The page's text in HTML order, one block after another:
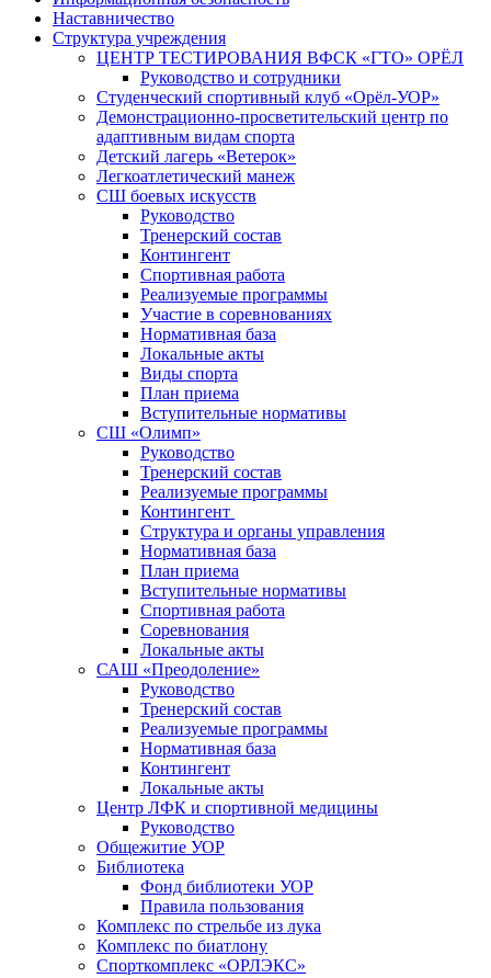
Наставничество
Структура учреждения
ЦЕНТР ТЕСТИРОВАНИЯ ВФСК «ГТО» ОРЁЛ
Руководство и сотрудники
Студенческий спортивный клуб «Орёл-УОР»
Демонстрационно-просветительский центр по
адаптивным видам спорта
Детский лагерь «Ветерок»
Легкоатлетический манеж
СШ боевых искусств
Руководство
Тренерский состав
Контингент
Спортивная работа
Реализуемые программы
Участие в соревнованиях
Нормативная база
Локальные акты
Виды спорта
План приема
Вступительные нормативы
СШ «Олимп»
Руководство
Тренерский состав
Реализуемые программы
Контингент
Структура и органы управления
Нормативная база
План приема
Вступительные нормативы
Спортивная работа
Соревнования
Локальные акты
САШ «Преодоление»
Руководство
Тренерский состав
Реализуемые программы
Нормативная база
Контингент
Локальные акты
Центр ЛФК и спортивной медицины
Руководство
Общежитие УОР
Библиотека
Фонд библиотеки УОР
Правила пользования
Комплекс по стрельбе из лука
Комплекс по биатлону
Спорткомплекс «ОРЛЭКС»